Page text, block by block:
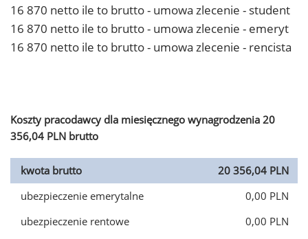
16 870 netto ile to brutto - umowa zlecenie - student
16 870 netto ile to brutto - umowa zlecenie - emeryt
16 870 netto ile to brutto - umowa zlecenie - rencista
Koszty pracodawcy dla miesięcznego wynagrodzenia 20
356,04 PLN brutto
kwota brutto
20 356,04 PLN
ubezpieczenie emerytalne
0,00 PLN
ubezpieczenie rentowe
0,00 PLN